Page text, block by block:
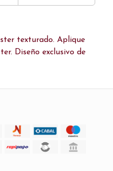
texturado. Aplique
Diseño exclusivo de